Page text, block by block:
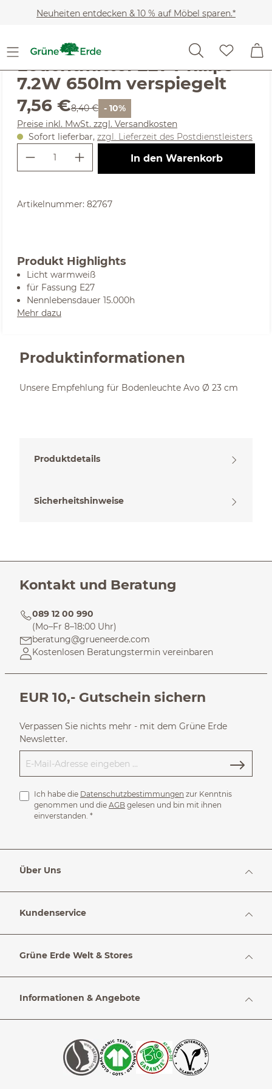
Zum Hauptinhalt springen
Neuheiten entdecken & 10 % auf Möbel sparen.*
Noch keine Bewertungen
Leuchtmittel E27 Philips
7.2W 650lm verspiegelt
Verkaufspreis:
7,56 €Regulärer Preis:
8,40 € - 10%
Preise inkl. MwSt. zzgl. Versandkosten
Sofort lieferbar, zzgl. Lieferzeit des Postdienstleisters
Produkt Anzahl: Gib den
In den Warenkorb
Artikelnummer: 82767
Produkt Highlights
Licht warmweiß
für Fassung E27
Nennlebensdauer 15.000h
Mehr dazu
Produktinformationen
Unsere Empfehlung für Bodenleuchte Avo Ø 23 cm
Produktdetails
Sicherheitshinweise
Kontakt und Beratung
089 12 00 990
(Mo–Fr 8–18:00 Uhr)
beratung@grueneerde.com
Kostenlosen Beratungstermin vereinbaren
EUR 10,- Gutschein sichern
Verpassen Sie nichts mehr - mit dem Grüne Erde
Newsletter.
Ich habe die Datenschutzbestimmungen zur Kenntnis
genommen und die AGB gelesen und bin mit ihnen
einverstanden. *
Über Uns
Kundenservice
Grüne Erde Welt & Stores
Informationen & Angebote